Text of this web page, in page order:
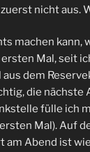
nicht aus.
machen kann,
Mal, seit
dem
die nächste
fülle ich
Mal). Auf
am Abend ist